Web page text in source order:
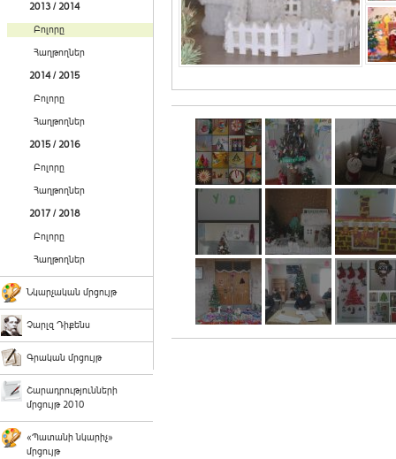
2013 / 2014
Բոլորը
Հաղթողներ
2014 / 2015
Բոլորը
Հաղթողներ
2015 / 2016
Բոլորը
Հաղթողներ
2017 / 2018
Բոլորը
Հաղթողներ
Նկարչական մրցույթ
Չարլզ Դիքենս
Գրական մրցույթ
Շարադրությունների
մրցույթ 2010
«Պատանի նկարիչ»
մրցույթ